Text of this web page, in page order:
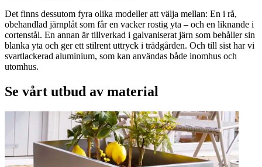
Det finns dessutom fyra olika modeller att välja mellan: En i rå,
obehandlad järnplåt som får en vacker rostig yta – och en liknande i
cortenstål. En annan är tillverkad i galvaniserat järn som behåller sin
blanka yta och ger ett stilrent uttryck i trädgården. Och till sist har vi
svartlackerad aluminium, som kan användas både inomhus och
utomhus.
Se vårt utbud av material